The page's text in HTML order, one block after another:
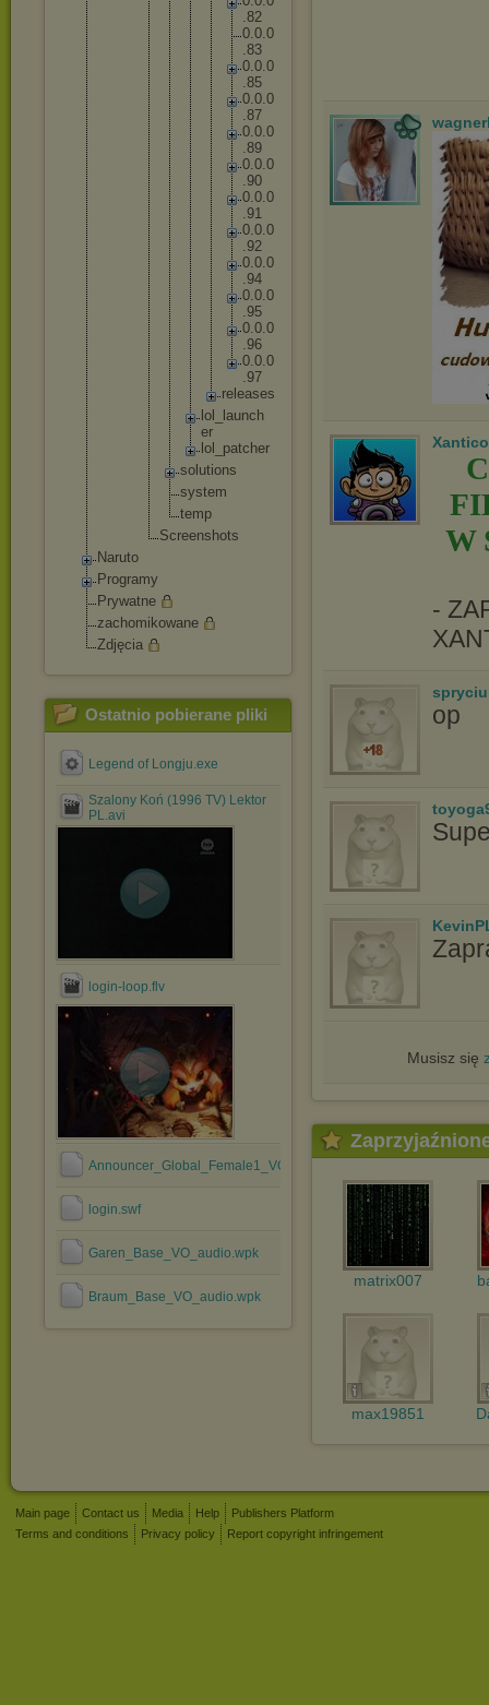
.82
0.0.0
.83
0.0.0
.85
0.0.0
.87
0.0.0
.89
0.0.0
.90
0.0.0
.91
0.0.0
.92
0.0.0
.94
0.0.0
.95
0.0.0
.96
0.0.0
.97
re eases
lo
launch
er
lo
patc her
solutions
system
temp
Screenshots
Naruto
Programy
Prywatne
zachomikowane
Zdjęcia
Ostatnio pobierane pliki
Legend of Longju.exe
Szalony Koń (1996 TV) Lektor
PL.avi
login-loop.flv
Announcer_Global_Female1_VO_audio.wpk
login.swf
Garen_Base_VO_audio.wpk
Braum_Base_VO_audio.wpk
Xantico
W
-
op
Musisz się
matrix007
max19851
Main page Contact us Media Help
Publishers Platform
Terms and conditions
Privacy policy Report copyright infringement